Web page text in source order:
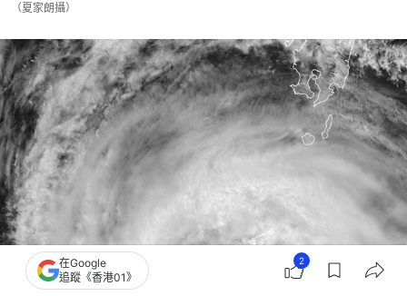
（夏家朗攝）
在Google
追蹤《香港01》
2